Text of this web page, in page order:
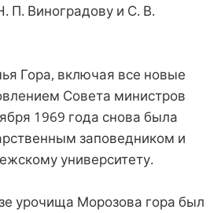
П. Виноградову и С. В.
Гора, включая все новые
Совета министров
1969 года снова была
заповедником и
университету.
урочища Морозова гора был